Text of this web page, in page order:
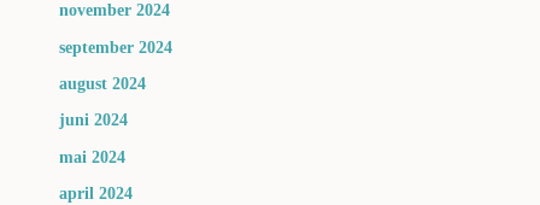
november 2024
september 2024
august 2024
juni 2024
mai 2024
april 2024